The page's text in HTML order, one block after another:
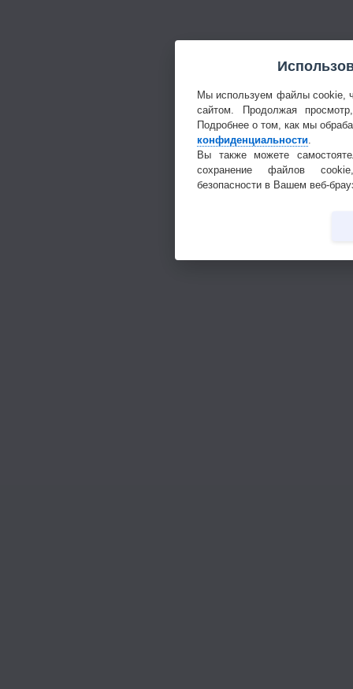
Мы используем файлы cookie,
сайтом. Продолжая
Подробнее о том, как мы
конфиденциальности
Вы также можете
сохранение файлов
безопасности в Вашем веб-